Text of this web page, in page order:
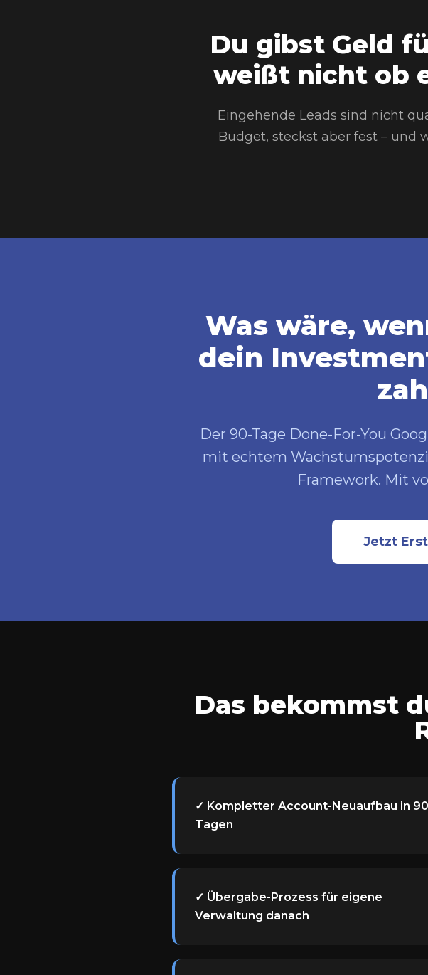
Du gibst Geld
weißt nicht ob
Eingehende Leads sind nicht
Budget, steckst aber fest – und
Was wäre,
dein
Der 90-Tage Done-For-You
mit echtem
Framework. Mit
Jetzt
Das bekommst
✓ Kompletter Account-Neuaufbau in 90
Tagen
✓ Übergabe-Prozess für eigene
Verwaltung danach